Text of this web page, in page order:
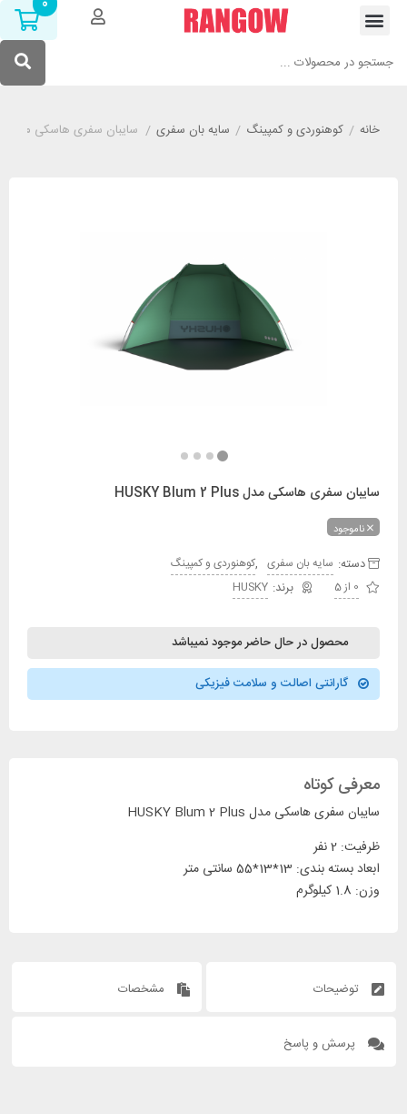
خانه/ کوهنوردی و کمپینگ/ سایه بان سفری/ سایبان سفری هاسکی مدل HUSKY Blum 2 Plus
سایبان سفری هاسکی مدل HUSKY Blum 2 Plus
ناموجود
دسته: سایه بان سفری
کوهنوردی و کمپینگ
0 از 5
HUSKY
محصول در حال حاضر موجود نمیباشد
گارانتی اصالت و سلامت فیزیکی
معرفی کوتاه
سایبان سفری هاسکی مدل HUSKY Blum 2 Plus
ظرفیت: 2 نفر
ابعاد بسته بندی: 13*13*55 سانتی متر
وزن: 1.8 کیلوگرم
توضیحات مشخصات
پرسش و پاسخ